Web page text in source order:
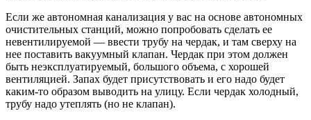
Если же автономная канализация у вас на основе автономных
очистительных станций, можно попробовать сделать ее
невентилируемой — ввести трубу на чердак, и там сверху на
нее поставить вакуумный клапан. Чердак при этом должен
быть неэксплуатируемый, большого объема, с хорошей
вентиляцией. Запах будет присутствовать и его надо будет
каким-то образом выводить на улицу. Если чердак холодный,
трубу надо утеплять (но не клапан).